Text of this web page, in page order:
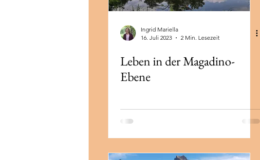
Ingrid Mariella
16. Juli 2023
2 Min. Lesezeit
Leben in der Magadino-
Ebene